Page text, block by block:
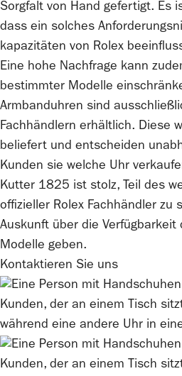
Sorgfalt von Hand gefertigt. Es
dass ein solches
kapazitäten von Rolex
Eine hohe Nachfrage kann
bestimmter Modelle
Armbanduhren sind
Fachhändlern erhältlich. Diese
beliefert und entscheiden
Kunden sie welche Uhr
Kutter 1825 ist stolz, Teil des
offizieller Rolex Fachhändler zu
Auskunft über die Verfügbarkeit
Modelle geben.
Kontaktieren Sie uns